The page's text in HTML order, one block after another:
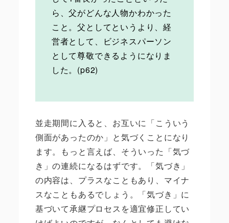
ら、父がどんな人物かわかった
こと。父としてというより、経
営者として、ビジネスパーソン
として尊敬できるようになりま
した。(p62)
並走期間に入ると、お互いに「こういう
側面があったのか」と気づくことになり
ます。もっと言えば、そういった「気づ
き」の連続になるはずです。「気づき」
の内容は、プラスなこともあり、マイナ
スなこともあるでしょう。「気づき」に
基づいて承継プロセスを適宜修正してい